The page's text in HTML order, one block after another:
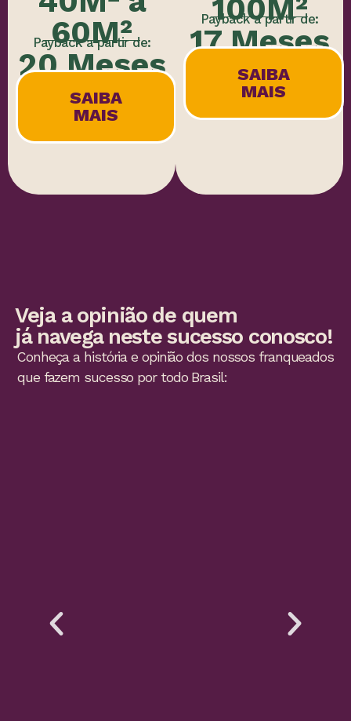
60M²
Payback a partir de:
20 Meses
SAIBA
MAIS
100M²
Payback a partir de:
17 Meses
SAIBA
MAIS
Veja a opinião de quem
já navega neste sucesso conosco!
Conheça a história e opinião dos nossos franqueados
que fazem sucesso por todo Brasil: